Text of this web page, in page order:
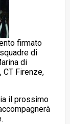
firmato
di
di
CT Firenze,
il prossimo